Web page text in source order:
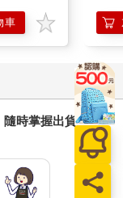
車
時掌握出貨動